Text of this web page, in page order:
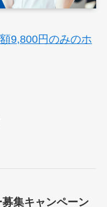
9,800円のみのホ
集キャンペーン